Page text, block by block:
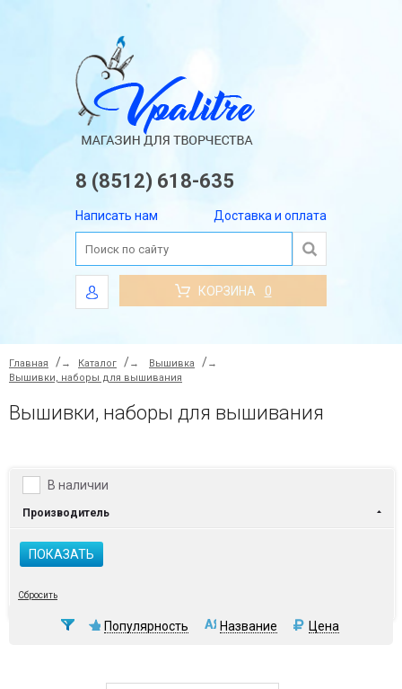
8 (8512) 618-635
Написать нам Доставка и оплата
КОРЗИНА 0
Главная → Каталог → Вышивка
→
Вышивки, наборы для вышивания
Вышивки, наборы для вышивания
В наличии
Производитель
ПОКАЗАТЬ
Сбросить
Популярность Название Цена